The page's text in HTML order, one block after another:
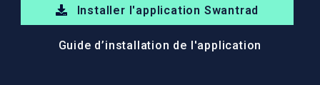
Installer l'application Swantrad
Guide d’installation de l'application